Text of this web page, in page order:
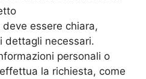
essere chiara,
dettagli necessari.
personali o
la richiesta, come